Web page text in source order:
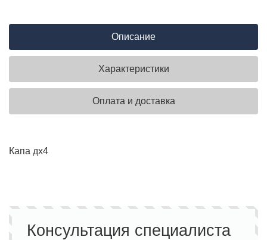
Описание
Характеристики
Оплата и доставка
Капа дх4
Консультация специалиста